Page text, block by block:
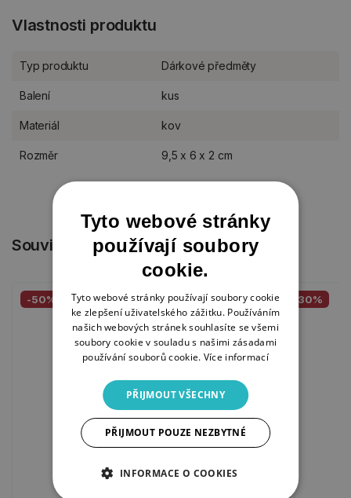
Vlastnosti produktu
Typ produktu Dárkové předměty
Balení kus
Materiál kov
Rozměr 9,5 x 6 x 2 cm
Související produkty
-50% -30%
Tyto webové stránky
používají soubory
cookie.
Tyto webové stránky používají soubory cookie
ke zlepšení uživatelského zážitku. Používáním
našich webových stránek souhlasíte se všemi
soubory cookie v souladu s našimi zásadami
používání souborů cookie. Více informací
PŘIJMOUT VŠECHNY
PŘIJMOUT POUZE NEZBYTNÉ
INFORMACE O COOKIES